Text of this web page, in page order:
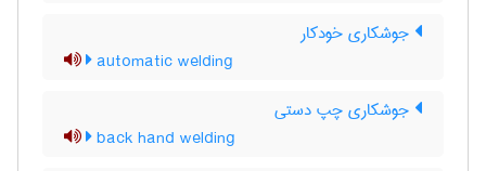
جوشکاری خودکار
automatic welding
جوشکاری چپ دستی
back hand welding